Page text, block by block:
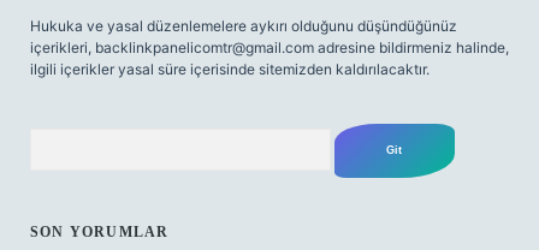
Hukuka ve yasal düzenlemelere aykırı olduğunu düşündüğünüz
içerikleri, backlinkpanelicomtr@gmail.com adresine bildirmeniz halinde,
ilgili içerikler yasal süre içerisinde sitemizden kaldırılacaktır.
SON YORUMLAR